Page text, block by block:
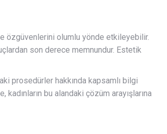
özgüvenlerini olumlu yönde etkileyebilir.
son derece memnundur. Estetik
prosedürler hakkında kapsamlı bilgi
bu alandaki çözüm arayışlarına